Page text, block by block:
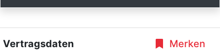
Merken
Vertragsdaten